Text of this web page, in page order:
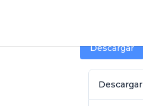
Descargar
Descargar